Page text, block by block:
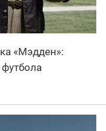
«Мэдден»: